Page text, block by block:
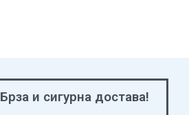
Брза и сигурна достава!